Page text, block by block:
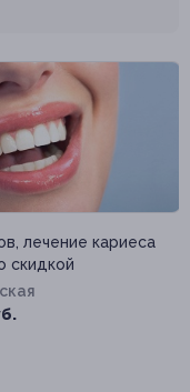
лечение кариеса
скидкой